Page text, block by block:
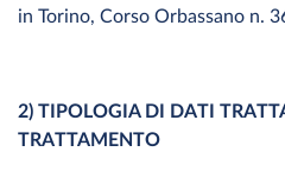
in Torino, Corso Orbassano n.
2) TIPOLOGIA DI DATI
TRATTAMENTO